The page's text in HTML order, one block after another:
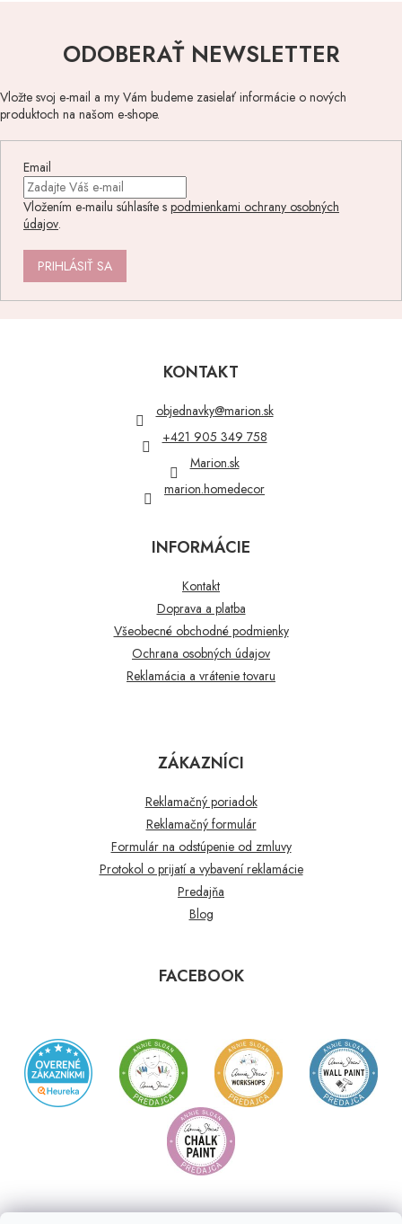
ODOBERAŤ NEWSLETTER
Vložte svoj e-mail a my Vám budeme zasielať informácie o nových
produktoch na našom e-shope.
Email
Vložením e-mailu súhlasíte s podmienkami ochrany osobných
údajov.
PRIHLÁSIŤ SA
KONTAKT
objednavky@marion.sk
+421 905 349 758
Marion.sk
marion.homedecor
INFORMÁCIE
Kontakt
Doprava a platba
Všeobecné obchodné podmienky
Ochrana osobných údajov
Reklamácia a vrátenie tovaru
ZÁKAZNÍCI
Reklamačný poriadok
Reklamačný formulár
Formulár na odstúpenie od zmluvy
Protokol o prijatí a vybavení reklamácie
Predajňa
Blog
FACEBOOK